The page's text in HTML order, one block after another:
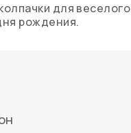
для веселого
рождения.